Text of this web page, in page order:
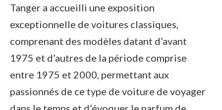
Tanger a accueilli une exposition
exceptionnelle de voitures classiques,
comprenant des modèles datant d’avant
1975 et d’autres de la période comprise
entre 1975 et 2000, permettant aux
passionnés de ce type de voiture de voyager